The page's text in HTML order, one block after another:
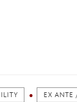
EX ANTE